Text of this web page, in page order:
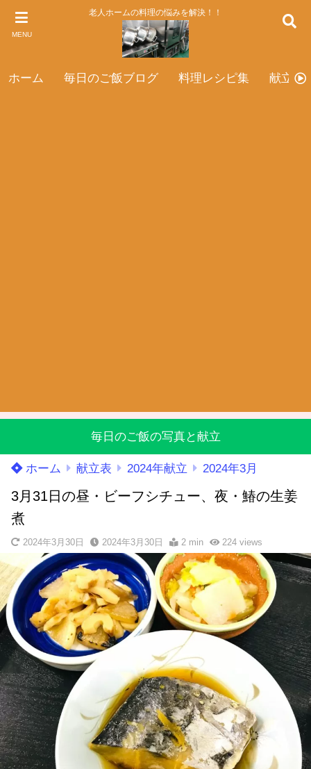
MENU
老人ホームの料理の悩みを解決！！
ホーム 毎日のご飯ブログ 料理レシピ集 献立表
毎日のご飯の写真と献立
ホーム 献立表 2024年献立 2024年3月
3月31日の昼・ビーフシチュー、夜・鰆の生姜
煮
2024年3月30日 2024年3月30日 2 min 224views